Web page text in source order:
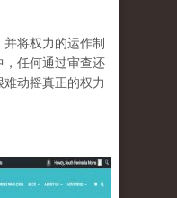
将权力的运作制
，任何通过审查还
动摇真正的权力